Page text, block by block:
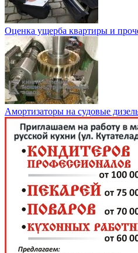
Оценка ущерба квартиры и
Амортизаторы на судовые